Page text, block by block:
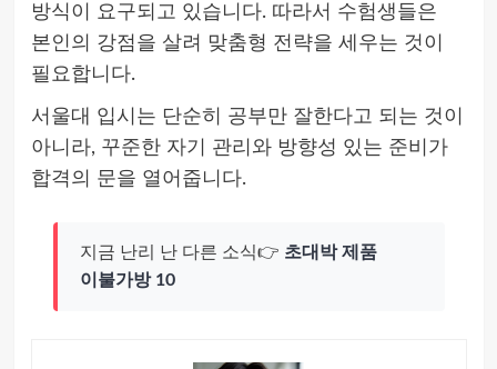
방식이 요구되고 있습니다. 따라서 수험생들은
본인의 강점을 살려 맞춤형 전략을 세우는 것이
필요합니다.
서울대 입시는 단순히 공부만 잘한다고 되는 것이
아니라, 꾸준한 자기 관리와 방향성 있는 준비가
합격의 문을 열어줍니다.
지금 난리 난 다른 소식👉 초대박 제품
이불가방 10